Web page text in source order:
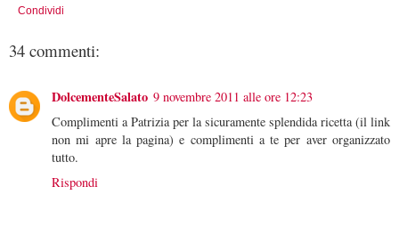
Condividi
34 commenti:
DolcementeSalato 9 novembre 2011 alle ore 12:23
Complimenti a Patrizia per la sicuramente splendida ricetta (il link
non mi apre la pagina) e complimenti a te per aver organizzato
tutto.
Rispondi